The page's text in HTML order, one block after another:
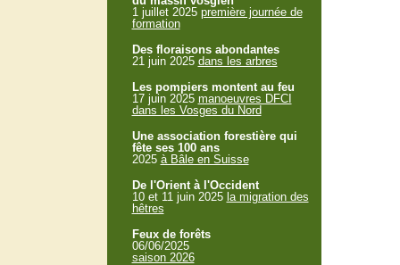
1 juillet 2025 première journée de
formation
Des floraisons abondantes
21 juin 2025 dans les arbres
Les pompiers montent au feu
17 juin 2025 manoeuvres DFCI
dans les Vosges du Nord
Une association forestière qui
fête ses 100 ans
2025 à Bâle en Suisse
De l'Orient à l'Occident
10 et 11 juin 2025 la migration des
hêtres
Feux de forêts
06/06/2025
saison 2026